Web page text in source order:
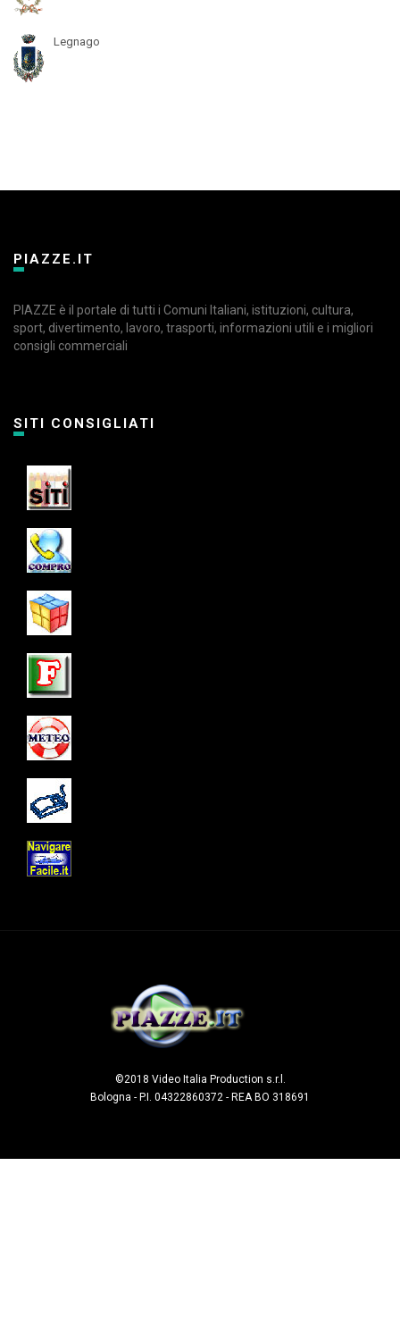
Legnago
PIAZZE.IT
PIAZZE è il portale di tutti i Comuni Italiani, istituzioni, cultura,
sport, divertimento, lavoro, trasporti, informazioni utili e i migliori
consigli commerciali
SITI CONSIGLIATI
©2018 Video Italia Production s.r.l.
Bologna - P.I. 04322860372 - REA BO 318691